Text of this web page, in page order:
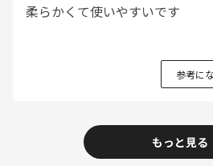
柔らかくて使いやすいです
参考に
もっと見る